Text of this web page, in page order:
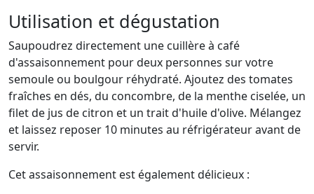
Utilisation et dégustation
Saupoudrez directement une cuillère à café
d'assaisonnement pour deux personnes sur votre
semoule ou boulgour réhydraté. Ajoutez des tomates
fraîches en dés, du concombre, de la menthe ciselée, un
filet de jus de citron et un trait d'huile d'olive. Mélangez
et laissez reposer 10 minutes au réfrigérateur avant de
servir.
Cet assaisonnement est également délicieux :